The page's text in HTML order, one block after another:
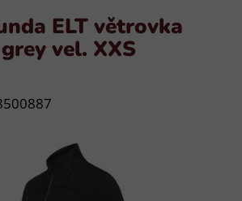
ELT větrovka
vel. XXS